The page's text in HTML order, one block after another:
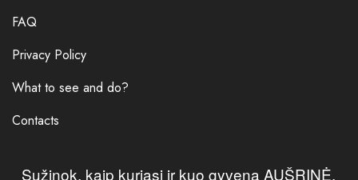
FAQ
Privacy Policy
What to see and do?
Contacts
Sužinok, kaip kuriasi ir kuo gyvena AUŠRINĖ.